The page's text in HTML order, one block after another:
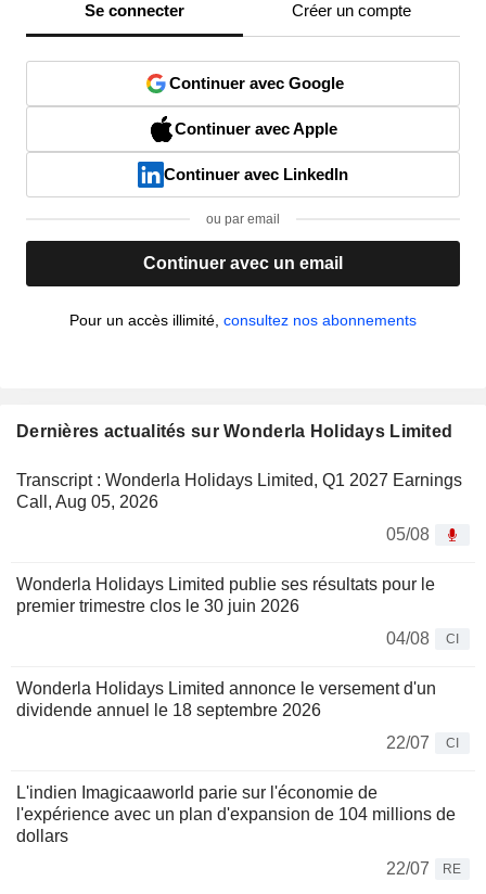
Se connecter Créer un compte
Continuer avec Google
Continuer avec Apple
Continuer avec LinkedIn
ou par email
Continuer avec un email
Pour un accès illimité, consultez nos abonnements
Dernières actualités sur Wonderla Holidays Limited
Transcript : Wonderla Holidays Limited, Q1 2027 Earnings
Call, Aug 05, 2026
05/08
Wonderla Holidays Limited publie ses résultats pour le
premier trimestre clos le 30 juin 2026
04/08
CI
Wonderla Holidays Limited annonce le versement d'un
dividende annuel le 18 septembre 2026
22/07
CI
L'indien Imagicaaworld parie sur l'économie de
l'expérience avec un plan d'expansion de 104 millions de
dollars
22/07
RE